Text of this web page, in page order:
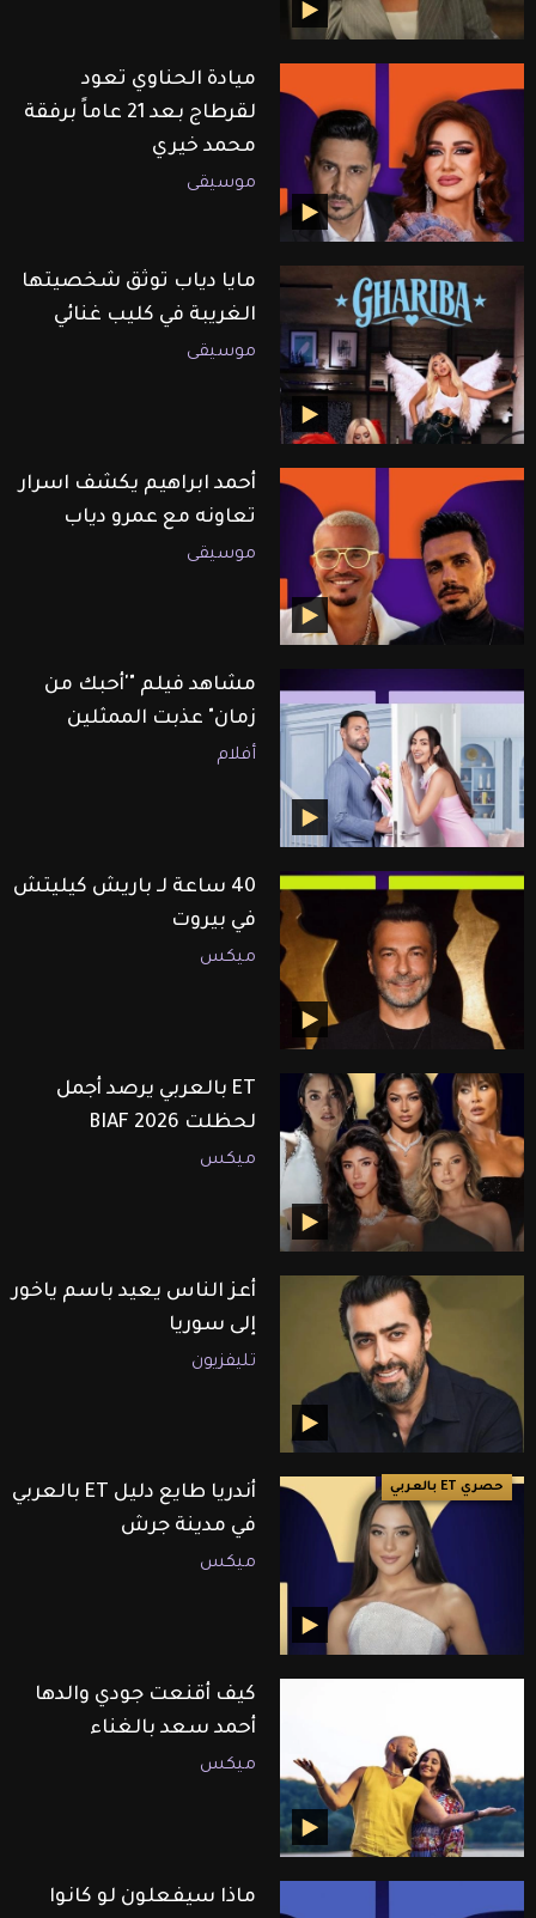
ميادة الحناوي تعود
لقرطاج بعد 21 عاماً برفقة
محمد خيري
موسيقى
مايا دياب توثق شخصيتها
الغريبة في كليب غنائي
موسيقى
أحمد ابراهيم يكشف اسرار
تعاونه مع عمرو دياب
موسيقى
مشاهد فيلم "'أحبك من
زمان" عذبت الممثلين
أفلام
40 ساعة لـ باريش كيليتش
في بيروت
ميكس
ET بالعربي يرصد أجمل
لحظلت BIAF 2026
ميكس
أعز الناس يعيد باسم ياخور
إلى سوريا
تليفزيون
حصري ET بالعربي
أندريا طايع دليل ET بالعربي
في مدينة جرش
ميكس
كيف أقنعت جودي والدها
أحمد سعد بالغناء
ميكس
ماذا سيفعلون لو كانوا